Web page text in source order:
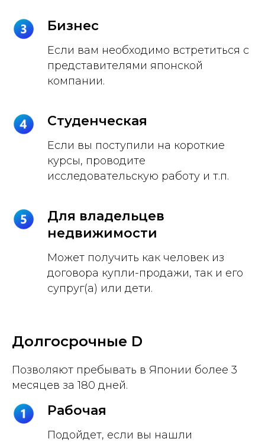
Бизнес
Если вам необходимо встретиться с
представителями японской
компании.
Студенческая
Если вы поступили на короткие
курсы, проводите
исследовательскую работу и т.п.
Для владельцев
недвижимости
Может получить как человек из
договора купли-продажи, так и его
супруг(а) или дети.
Долгосрочные D
Позволяют пребывать в Японии более 3
месяцев за 180 дней.
Рабочая
Подойдет, если вы нашли